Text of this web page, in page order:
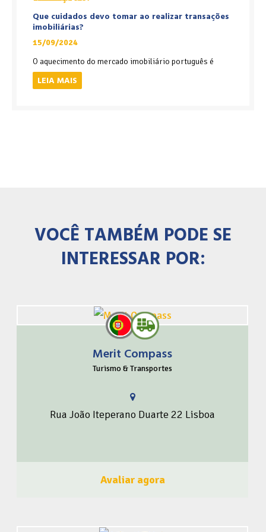
Que cuidados devo tomar ao realizar transações
imobiliárias?
15/09/2024
O aquecimento do mercado imobiliário português é
LEIA MAIS
VOCÊ TAMBÉM PODE SE
INTERESSAR POR:
Transporte privativo ou em grupo para o evento que você
precisa ir em Lisboa e região
Merit Compass
Turismo & Transportes
Rua João Iteperano Duarte 22 Lisboa
Avaliar agora